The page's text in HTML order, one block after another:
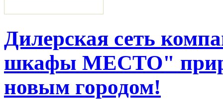
Дилерская сеть
шкафы МЕСТО"
новым городом!